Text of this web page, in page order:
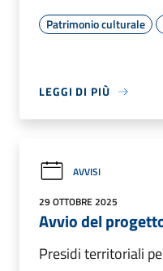
Patrimonio culturale
LEGGI DI PIÙ
AVVISI
29 OTTOBRE 2025
Avvio del
Presidi territoriali